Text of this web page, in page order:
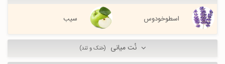
اسطوخودوس سیب
نُت میانی (خنک و تند)